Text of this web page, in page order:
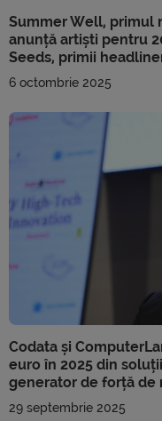
Summer Well, primul
anunță artiști pentru
Seeds, primii
6 octombrie 2025
Codata și
euro în 2025 din
generator de forță de
29 septembrie 2025